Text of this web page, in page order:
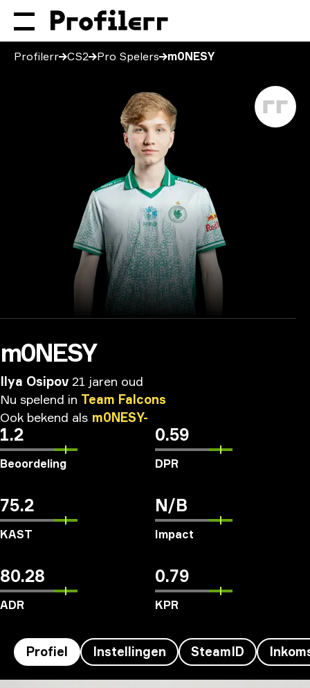
Profilerr CS2 Pro Spelers m0NESY
m0NESY
Ilya Osipov 21 jaren oud
Nu spelend in Team Falcons
Ook bekend als m0NESY-
1.2
Beoordeling
0.59
DPR
75.2
KAST
N/B
Impact
80.28
ADR
0.79
KPR
Profiel Instellingen SteamID